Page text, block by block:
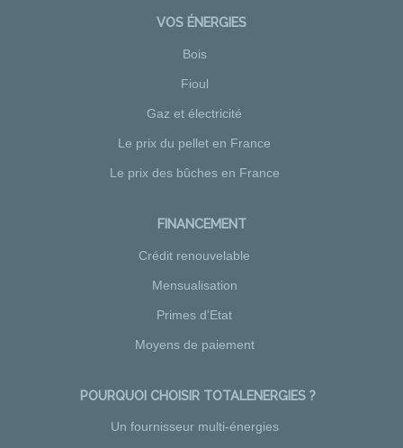
VOS ÉNERGIES
Bois
Fioul
Gaz et électricité
Le prix du pellet en France
Le prix des bûches en France
FINANCEMENT
Crédit renouvelable
Mensualisation
Primes d'Etat
Moyens de paiement
POURQUOI CHOISIR TOTALENERGIES ?
Un fournisseur multi-énergies